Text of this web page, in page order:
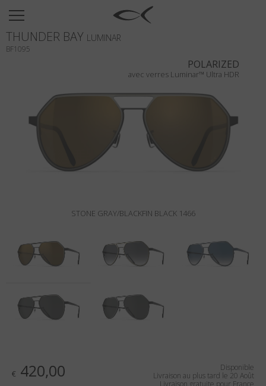
SUN
OPTICAL
TITANIUM
NEWSROOM
SHOPS
Liste de souhaits
Rechercher
Langue:Français
POLARIZED
avec verres Luminar™ Ultra HDR
STONE GRAY/BLACKFIN BLACK 1466
€ 420,00
Disponible
Livraison au plus tard le 20 Août
Livraison gratuite pour France
THUNDER BAY LUMINAR
BF1095